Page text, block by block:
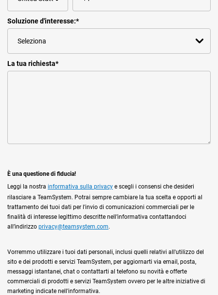
Soluzione d'interesse:*
La tua richiesta*
È una questione di fiducia!
Leggi la nostra informativa sulla privacy e scegli i consensi che desideri
rilasciare a TeamSystem. Potrai sempre cambiare la tua scelta e opporti al
trattamento dei tuoi dati per l'invio di comunicazioni commerciali per le
finalità di interesse legittimo descritte nell’informativa contattandoci
all’indirizzo privacy@teamsystem.com.
Vorremmo utilizzare i tuoi dati personali, inclusi quelli relativi all'utilizzo del
sito e dei prodotti e servizi TeamSystem, per aggiornarti via email, posta,
messaggi istantanei, chat o contattarti al telefono su novità e offerte
commerciali di prodotti e servizi TeamSystem ovvero per le altre iniziative di
marketing indicate nell'informativa.